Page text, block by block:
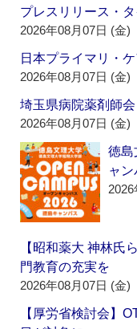
プレスリリース・
2026年08月07日 (金)
日本プライマリ・
2026年08月07日 (金)
埼玉県病院薬剤師
2026年08月07日 (金)
徳
ャ
【昭和薬大 神林氏
門教育の充実を
2026年08月07日 (金)
【厚労省検討会】